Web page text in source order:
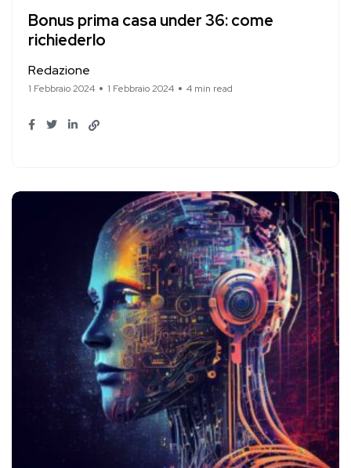
Bonus prima casa under 36: come
richiederlo
Redazione
1 Febbraio 2024 1 Febbraio 2024 4 min read